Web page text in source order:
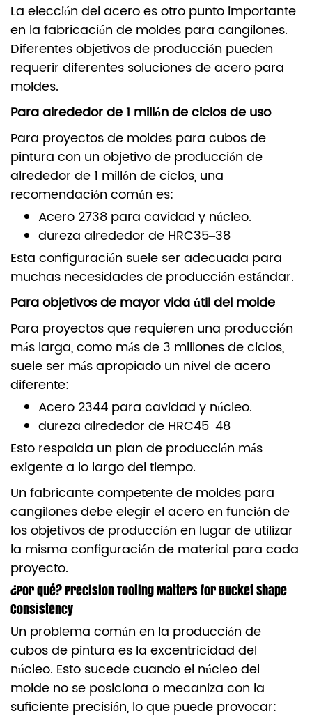
La elección del acero es otro punto importante
en la fabricación de moldes para cangilones.
Diferentes objetivos de producción pueden
requerir diferentes soluciones de acero para
moldes.
Para alrededor de 1 millón de ciclos de uso
Para proyectos de moldes para cubos de
pintura con un objetivo de producción de
alrededor de 1 millón de ciclos, una
recomendación común es:
Acero 2738 para cavidad y núcleo.
dureza alrededor de HRC35–38
Esta configuración suele ser adecuada para
muchas necesidades de producción estándar.
Para objetivos de mayor vida útil del molde
Para proyectos que requieren una producción
más larga, como más de 3 millones de ciclos,
suele ser más apropiado un nivel de acero
diferente:
Acero 2344 para cavidad y núcleo.
dureza alrededor de HRC45–48
Esto respalda un plan de producción más
exigente a lo largo del tiempo.
Un fabricante competente de moldes para
cangilones debe elegir el acero en función de
los objetivos de producción en lugar de utilizar
la misma configuración de material para cada
proyecto.
¿Por qué? Precision Tooling Matters for Bucket Shape
Consistency
Un problema común en la producción de
cubos de pintura es la excentricidad del
núcleo. Esto sucede cuando el núcleo del
molde no se posiciona o mecaniza con la
suficiente precisión, lo que puede provocar: